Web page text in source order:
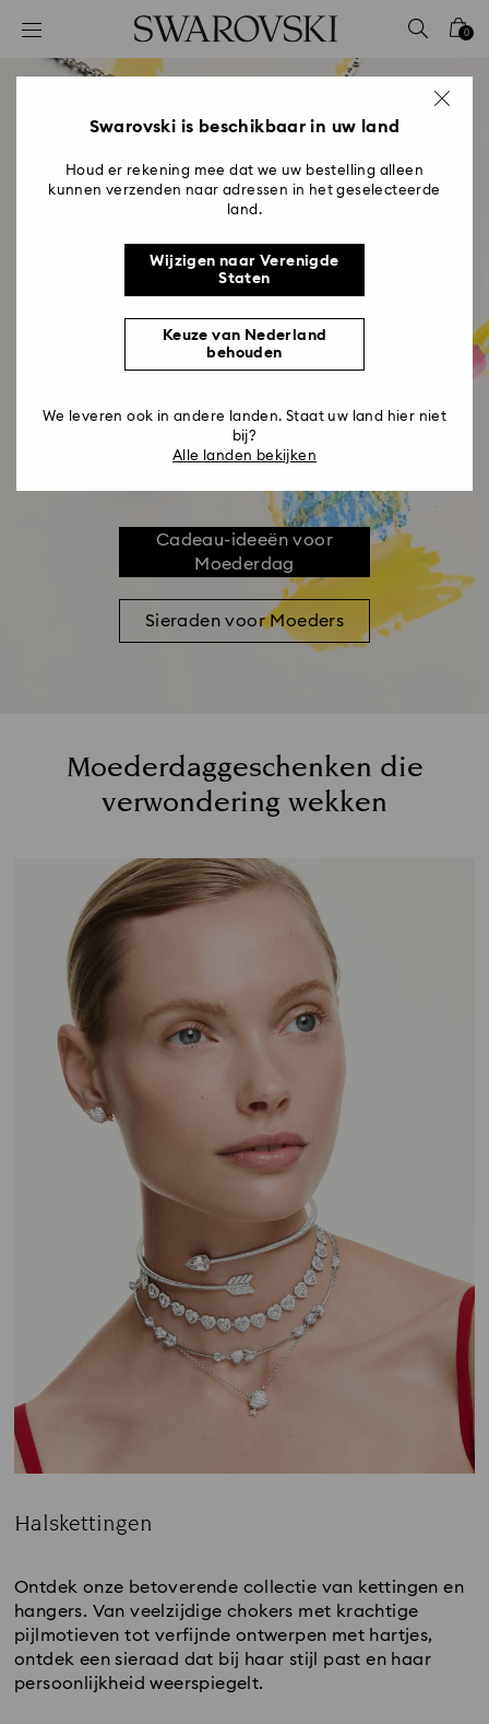
Lijst met toegangscodes
0 - Koptekst
2 - Voettekst
0
Moederdagcollectie
Prachtige cadeaus die haar dag laten
stralen
Cadeau-ideeën voor
Moederdag
Sieraden voor Moeders
Moederdaggeschenken die
verwondering wekken
Halskettingen
Ontdek onze betoverende collectie van kettingen en
hangers. Van veelzijdige chokers met krachtige
pijlmotieven tot verfijnde ontwerpen met hartjes,
ontdek een sieraad dat bij haar stijl past en haar
persoonlijkheid weerspiegelt.
Swarovski is beschikbaar in uw land
Houd er rekening mee dat we uw bestelling alleen
kunnen verzenden naar adressen in het geselecteerde
land.
Wijzigen naar Verenigde
Staten
Keuze van Nederland
behouden
We leveren ook in andere landen. Staat uw land hier niet
bij?
Alle landen bekijken